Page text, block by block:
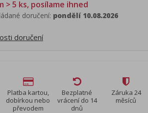
> 5 ks, posílame ihned
doručení: pondělí 10.08.2026
doručení
Platba kartou,
dobírkou nebo
převodem
Bezplatné
vrácení do 14
dnů
Záruka 24
měsíců